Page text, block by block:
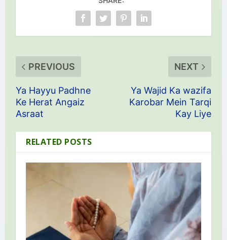
PREVIOUS
Ya Hayyu Padhne
Ke Herat Angaiz
Asraat
NEXT
Ya Wajid Ka wazifa
Karobar Mein Tarqi
Kay Liye
RELATED POSTS